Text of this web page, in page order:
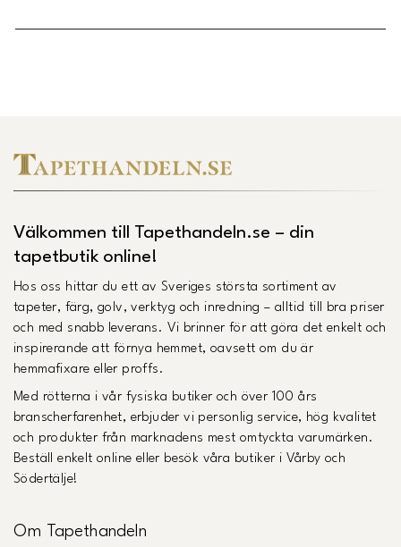
Välkommen till Tapethandeln.se – din
tapetbutik online!
Hos oss hittar du ett av Sveriges största sortiment av
tapeter, färg, golv, verktyg och inredning – alltid till bra priser
och med snabb leverans. Vi brinner för att göra det enkelt och
inspirerande att förnya hemmet, oavsett om du är
hemmafixare eller proffs.
Med rötterna i vår fysiska butiker och över 100 års
branscherfarenhet, erbjuder vi personlig service, hög kvalitet
och produkter från marknadens mest omtyckta varumärken.
Beställ enkelt online eller besök våra butiker i Vårby och
Södertälje!
Om Tapethandeln